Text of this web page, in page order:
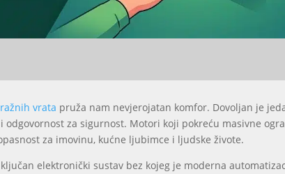
vrata pruža nam nevjerojatan komfor. Dovoljan je
za sigurnost. Motori koji pokreću masivne
za imovinu, kućne ljubimce i ljudske živote.
elektronički sustav bez kojeg je moderna